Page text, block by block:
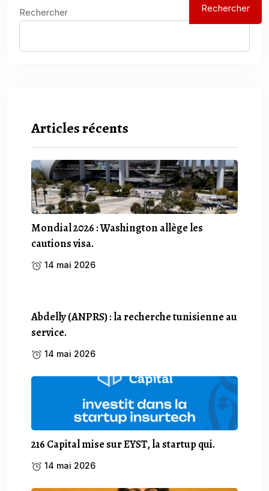
Rechercher Rechercher
Articles récents
Mondial 2026 : Washington allège les
cautions visa.
14 mai 2026
Abdelly (ANPRS) : la recherche tunisienne au
service.
14 mai 2026
216 Capital mise sur EYST, la startup qui.
14 mai 2026